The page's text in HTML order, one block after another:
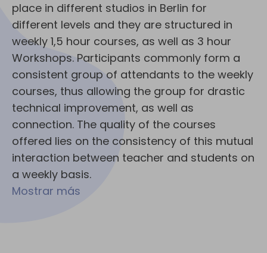
place in different studios in Berlin for
different levels and they are structured in
weekly 1,5 hour courses, as well as 3 hour
Workshops. Participants commonly form a
consistent group of attendants to the weekly
courses, thus allowing the group for drastic
technical improvement, as well as
connection. The quality of the courses
offered lies on the consistency of this mutual
interaction between teacher and students on
a weekly basis.
Mostrar más